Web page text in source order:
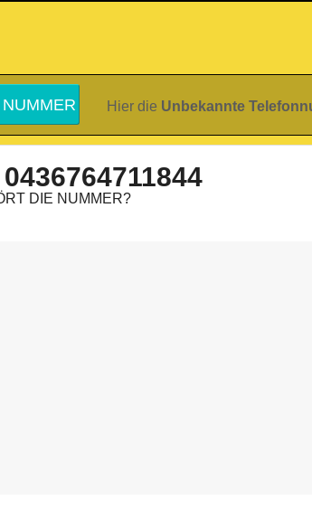
Hier die Unbekannte
0436764711844
DIE NUMMER?